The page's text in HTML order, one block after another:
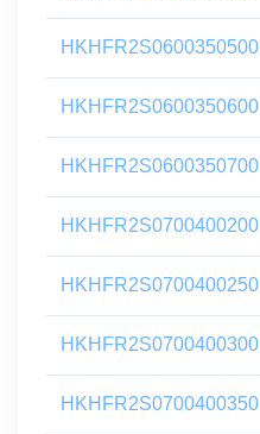
HKHFR2S0600350500
HKHFR2S0600350600
HKHFR2S0600350700
HKHFR2S0700400200
HKHFR2S0700400250
HKHFR2S0700400300
HKHFR2S0700400350